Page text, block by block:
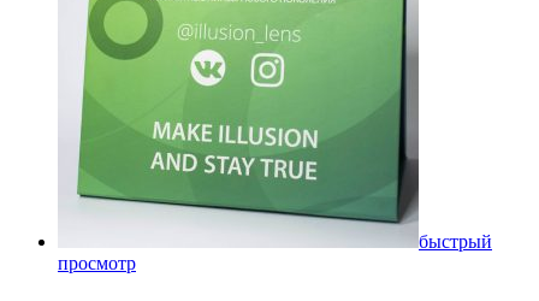
быстрый
просмотр